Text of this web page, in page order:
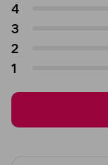
4
3
2
1